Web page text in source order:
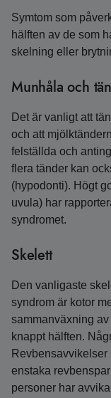
Symtom som
hälften av de som
skelning eller
Munhåla och
Det är vanligt att
och att
felställda och
flera tänder kan
(hypodonti). Högt
uvula) har
syndromet.
Skelett
Den vanligaste
syndrom är kotor
sammanväxning
knappt hälften.
enstaka
personer har